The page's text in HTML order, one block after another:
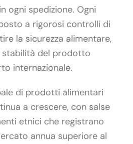
ogni spedizione. Ogni
a rigorosi controlli di
la sicurezza alimentare,
stabilità del prodotto
internazionale.
di prodotti alimentari
a crescere, con salse
etnici che registrano
annua superiore al